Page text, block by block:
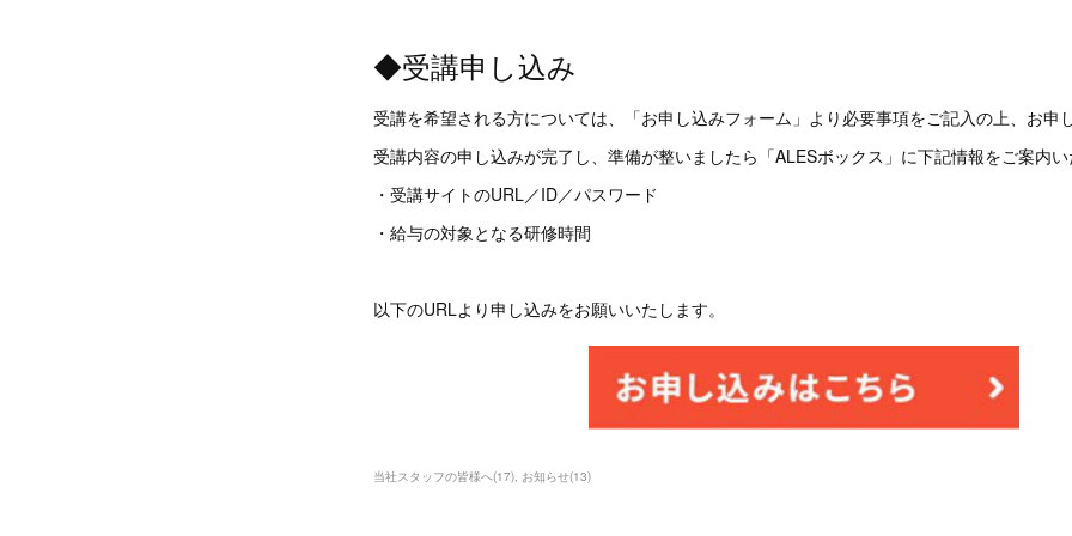
◆受講申し込み
受講を希望される方については、「お申し込みフォーム」より必要事項をご記入の上、お申
受講内容の申し込みが完了し、準備が整いましたら「ALESボックス」に下記情報をご案内い
・受講サイトのURL／ID／パスワード
・給与の対象となる研修時間
以下のURLより申し込みをお願いいたします。
当社スタッフの皆様へ(17) お知らせ(13)